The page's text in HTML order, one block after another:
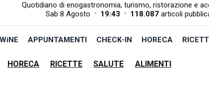
Quotidiano di enogastronomia, turismo, ristorazione e
Sab 8 Agosto • 19:43 • 118.087 articoli
WiNE APPUNTAMENTI CHECK-IN HORECA
HORECA RICETTE SALUTE ALIMENTI